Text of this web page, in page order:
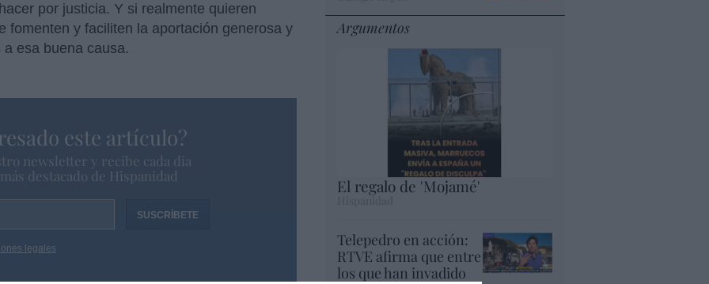
por justicia. Y si realmente quieren
fomenten y faciliten la aportación generosa y
esa buena causa.
este artículo?
newsletter y recibe cada dia
destacado de Hispanidad
legales
Argumentos
El regalo de 'Mojamé'
Telepedro en acción:
RTVE afirma que entre
los que han invadido